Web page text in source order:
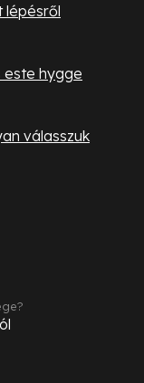
lépésről
este hygge
válasszuk